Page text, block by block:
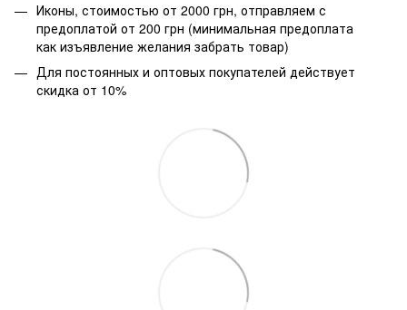
Иконы, стоимостью от 2000 грн, отправляем с
предоплатой от 200 грн (минимальная предоплата
как изъявление желания забрать товар)
Для постоянных и оптовых покупателей действует
скидка от 10%